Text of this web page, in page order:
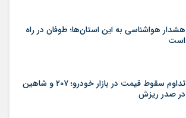
هشدار هواشناسی به این استان‌ها؛ طوفان در راه
است
تداوم سقوط قیمت در بازار خودرو؛ ۲۰۷ و شاهین
در صدر ریزش